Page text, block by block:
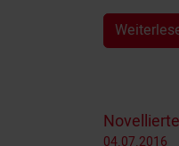
04.07.2016